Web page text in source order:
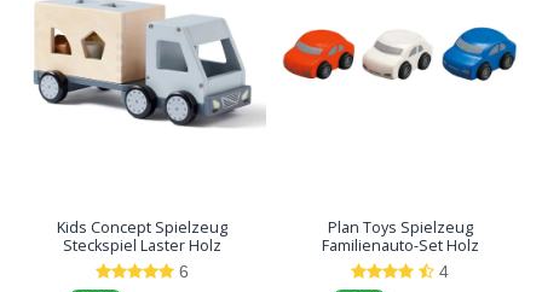
Kids Concept Spielzeug
Steckspiel Laster Holz
6
Plan Toys Spielzeug
Familienauto-Set Holz
4